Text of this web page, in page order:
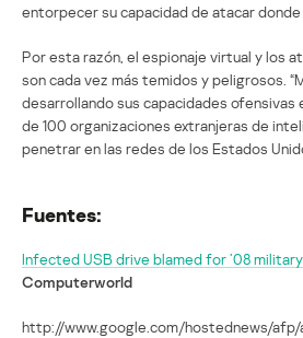
entorpecer su capacidad de atacar donde
Por esta razón, el espionaje virtual y los
son cada vez más temidos y peligrosos.
desarrollando sus capacidades ofensivas
de 100 organizaciones extranjeras de
penetrar en las redes de los Estados
Fuentes:
Infected USB drive blamed for ’08
Computerworld
http://www.google.com/hostednews/